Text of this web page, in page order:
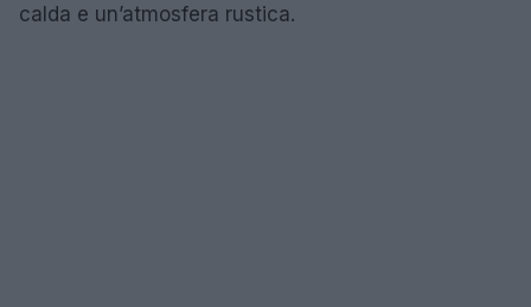
calda e un’atmosfera rustica.